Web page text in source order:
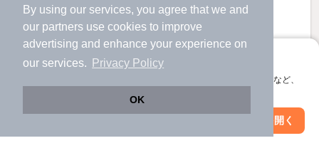
By using our services, you agree that we and
our partners use cookies to improve
advertising and enhance your experience on
our services.
Privacy Policy
OK
アプリに切り替えて、サクサクお部屋探し
会員登録なしですぐ使える。マップ検索やお気に入り保存など、
アプリを開く
絞り込み条件を変更